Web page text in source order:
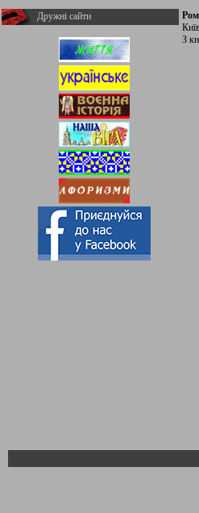
Дружні сайти
З